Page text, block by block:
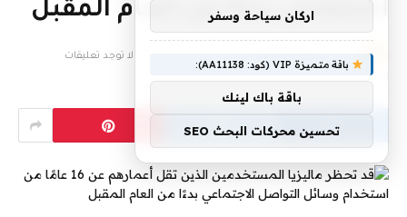
الاجتماعي بدءًا من العام المقبل
لا توجد تعليقات
2 دقائق
اركان سياحة وسفر
باقة متميزة VIP (كود: AA11138):
باقة باك لينك
تحسين محركات البحث SEO